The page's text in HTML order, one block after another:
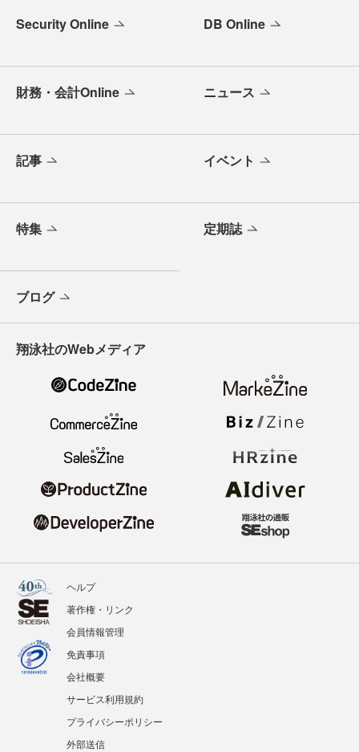
Security Online DB Online
財務・会計Online ニュース
記事 イベント
特集 定期誌
ブログ
翔泳社のWebメディア
ヘルプ
著作権・リンク
会員情報管理
免責事項
会社概要
サービス利用規約
プライバシーポリシー
外部送信